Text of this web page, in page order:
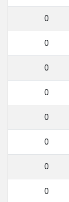
0
0
0
0
0
0
0
0